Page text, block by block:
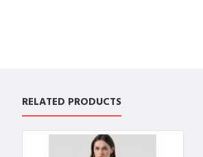
RELATED PRODUCTS